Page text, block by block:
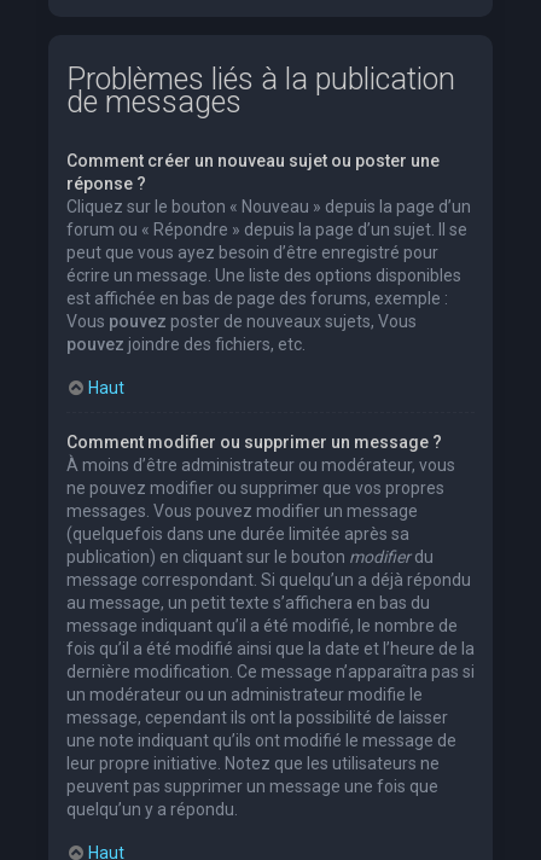
Problèmes liés à la publication
de messages
Comment créer un nouveau sujet ou poster une
réponse ?
Cliquez sur le bouton « Nouveau » depuis la page d’un
forum ou « Répondre » depuis la page d’un sujet. Il se
peut que vous ayez besoin d’être enregistré pour
écrire un message. Une liste des options disponibles
est affichée en bas de page des forums, exemple :
Vous pouvez poster de nouveaux sujets, Vous
pouvez joindre des fichiers, etc.
Haut
Comment modifier ou supprimer un message ?
À moins d’être administrateur ou modérateur, vous
ne pouvez modifier ou supprimer que vos propres
messages. Vous pouvez modifier un message
(quelquefois dans une durée limitée après sa
publication) en cliquant sur le bouton modifierdu
message correspondant. Si quelqu’un a déjà répondu
au message, un petit texte s’affichera en bas du
message indiquant qu’il a été modifié, le nombre de
fois qu’il a été modifié ainsi que la date et l’heure de la
dernière modification. Ce message n’apparaîtra pas si
un modérateur ou un administrateur modifie le
message, cependant ils ont la possibilité de laisser
une note indiquant qu’ils ont modifié le message de
leur propre initiative. Notez que les utilisateurs ne
peuvent pas supprimer un message une fois que
quelqu’un y a répondu.
Haut